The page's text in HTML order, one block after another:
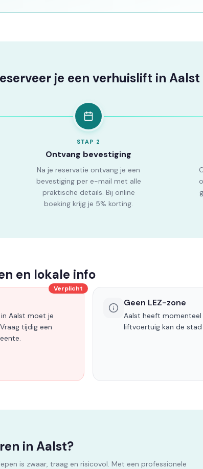
je een verhuislift in Aalst
STAP 2
Ontvang bevestiging
Na je reservatie ontvang je een
bevestiging per e-mail met alle
praktische details. Bij online
boeking krijg je 5% korting.
en lokale info
Verplicht
Aalst moet je
tijdig een
Geen LEZ-zone
Aalst heeft momenteel
liftvoertuig kan de
in Aalst?
is zwaar, traag en risicovol. Met een professionele